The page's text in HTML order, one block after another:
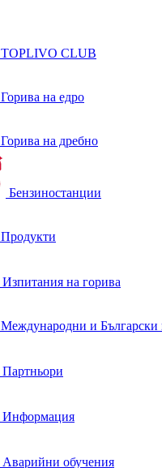
TOPLIVO CLUB
Горива на едро
Горива на дребно
Бензиностанции
Продукти
Изпитания на горива
Международни и Български
Партньори
Информация
Аварийни обучения